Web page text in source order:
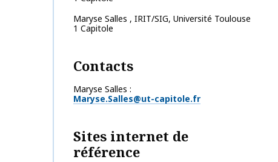
Maryse Salles , IRIT/SIG, Université Toulouse
1 Capitole
Contacts
Maryse Salles
Maryse.Salles@ut-capitole.fr
Sites internet de
référence